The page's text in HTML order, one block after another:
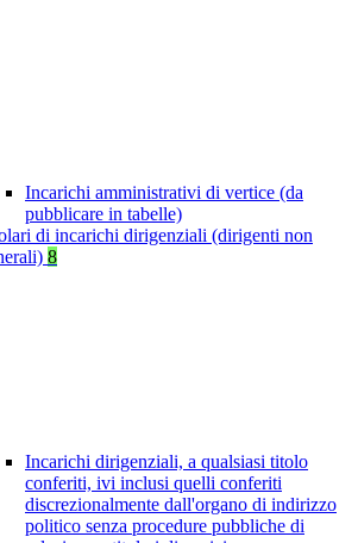
Incarichi amministrativi di vertice (da
pubblicare in tabelle)
di incarichi dirigenziali (dirigenti non
8
Incarichi dirigenziali, a qualsiasi titolo
conferiti, ivi inclusi quelli conferiti
discrezionalmente dall'organo di indirizzo
politico senza procedure pubbliche di